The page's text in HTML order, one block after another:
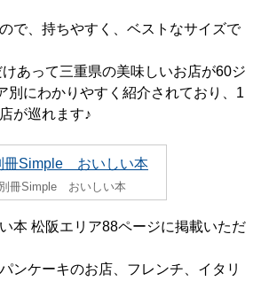
で、持ちやすく、ベストなサイズで
あって三重県の美味しいお店が60ジ
別にわかりやすく紹介されており、1
が巡れます♪
別冊Simple おいしい本
本 松阪エリア88ページに掲載いただ
ンケーキのお店、フレンチ、イタリ